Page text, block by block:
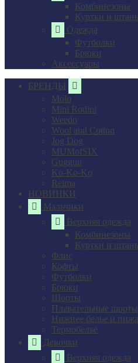
Комбинезоны
Куртки и
Одежда
Футболки
Брюки
Аксессуары
БРЕНДЫ
Molo
Mini Rodini
Weedo
Wool and Cotton
Jog Dog
MUMofSIX
Gugguu
Ko-Ko-Ko
Reima
НОВИНКИ
Мальчики
Верхняя одежда
Комбинезоны
Куртки и
Флис
Кофты
Футболки
Брюки
Шорты
Плавательные шорты
Нижнее белье и
Термобельё
Девочки
Верхняя одежда